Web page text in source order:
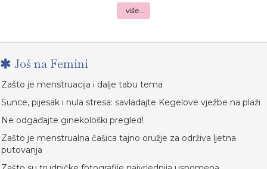
više...
Još na Femini
Zašto je menstruacija i dalje tabu tema
Sunce, pijesak i nula stresa: savladajte Kegelove vježbe na plaži
Ne odgađajte ginekološki pregled!
Zašto je menstrualna čašica tajno oružje za održiva ljetna
putovanja